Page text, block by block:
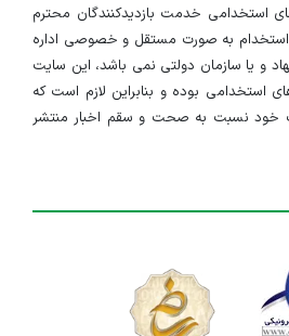
استخدامی خدمت بازدیدکنندگان محترم
استخدام به صورت مستقل و خصوصی اداره
و یا سازمان دولتی نمی باشد، این سایت
استخدامی بوده و بنابراین لازم است که
خود نسبت به صحت و سقم اخبار منتشر